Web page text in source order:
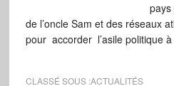
de l’oncle Sam et des réseaux
pour accorder l’asile politique
CLASSÉ SOUS :ACTUALITÉS